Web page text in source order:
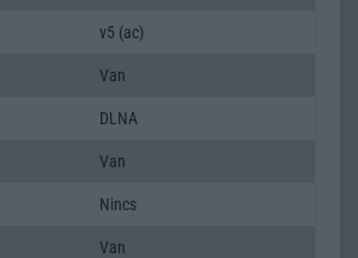
v5 (ac)
Van
DLNA
Van
Nincs
Van